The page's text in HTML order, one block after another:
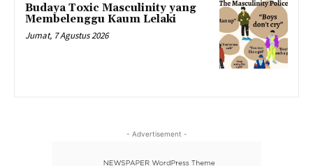
Budaya Toxic Masculinity yang
Membelenggu Kaum Lelaki
Jumat, 7 Agustus 2026
- Advertisement -